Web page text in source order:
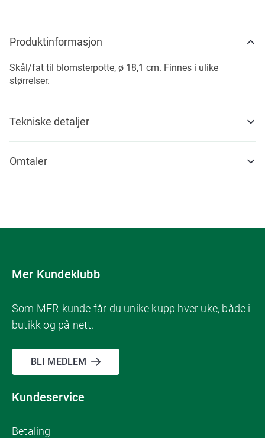
Produktinformasjon
Skål/fat til blomsterpotte, ø 18,1 cm. Finnes i ulike
størrelser.
Tekniske detaljer
Omtaler
Mer Kundeklubb
Som MER-kunde får du unike kupp hver uke, både i
butikk og på nett.
BLI MEDLEM
Kundeservice
Betaling